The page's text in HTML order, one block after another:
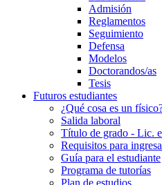
Admisión
Reglamentos
Seguimiento
Defensa
Modelos
Doctorandos/as
Tesis
Futuros estudiantes
¿Qué cosa es un
Salida laboral
Título de grado - Lic.
Requisitos para
Guía para el estudiante
Programa de tutorías
Plan de estudios